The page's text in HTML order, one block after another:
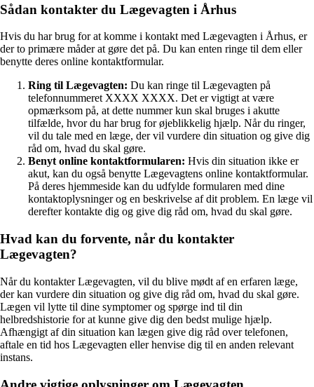
Sådan kontakter du Lægevagten i Århus
Hvis du har brug for at komme i kontakt med Lægevagten i Århus, er
der to primære måder at gøre det på. Du kan enten ringe til dem eller
benytte deres online kontaktformular.
Ring til Lægevagten: Du kan ringe til Lægevagten på
telefonnummeret XXXX XXXX. Det er vigtigt at være
opmærksom på, at dette nummer kun skal bruges i akutte
tilfælde, hvor du har brug for øjeblikkelig hjælp. Når du ringer,
vil du tale med en læge, der vil vurdere din situation og give dig
råd om, hvad du skal gøre.
Benyt online kontaktformularen: Hvis din situation ikke er
akut, kan du også benytte Lægevagtens online kontaktformular.
På deres hjemmeside kan du udfylde formularen med dine
kontaktoplysninger og en beskrivelse af dit problem. En læge vil
derefter kontakte dig og give dig råd om, hvad du skal gøre.
Hvad kan du forvente, når du kontakter
Lægevagten?
Når du kontakter Lægevagten, vil du blive mødt af en erfaren læge,
der kan vurdere din situation og give dig råd om, hvad du skal gøre.
Lægen vil lytte til dine symptomer og spørge ind til din
helbredshistorie for at kunne give dig den bedst mulige hjælp.
Afhængigt af din situation kan lægen give dig råd over telefonen,
aftale en tid hos Lægevagten eller henvise dig til en anden relevant
instans.